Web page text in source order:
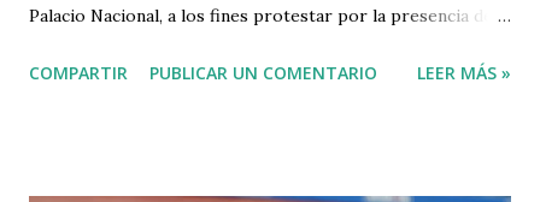
Palacio Nacional, a los fines protestar por la presencia de
despacho de la casa de Gobierno. Así los publicó esta
COMPARTIR PUBLICAR UN COMENTARIO LEER MÁS »